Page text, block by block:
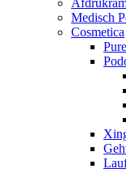
Medisch
Cosmetica